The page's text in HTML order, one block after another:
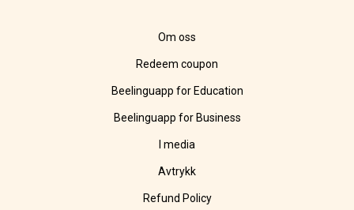
Om oss
Redeem coupon
Beelinguapp for Education
Beelinguapp for Business
I media
Avtrykk
Refund Policy